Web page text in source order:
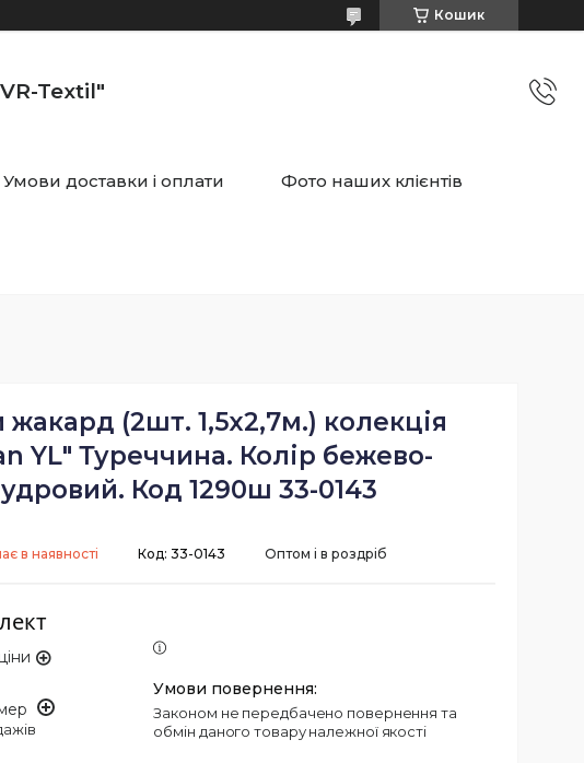
Кошик
Textil"
Умови доставки і оплати Фото наших клієнтів
(2шт. 1,5х2,7м.) колекція
YL" Туреччина. Колір бежево-
Код 1290ш 33-0143
в наявності Оптом і в роздріб
Код: 33-0143
Законом не передбачено повернення та
обмін даного товару належної якості